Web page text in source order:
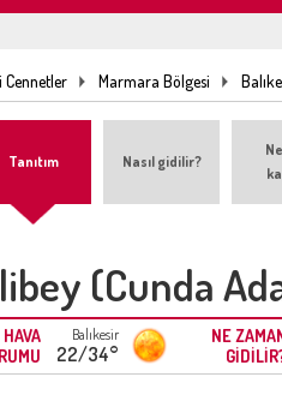
Cennetler Marmara Bölgesi
Tanıtım Nasıl gidilir?
(Cunda
HAVA
Balıkesir
22/34°
NE